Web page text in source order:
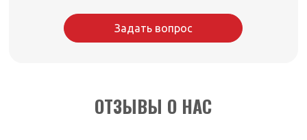
Задать вопрос
ОТЗЫВЫ О НАС